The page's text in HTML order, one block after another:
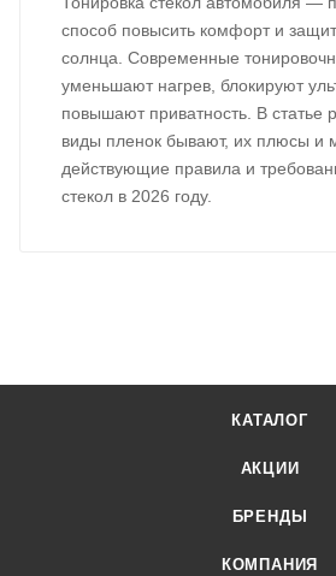
способ повысить комфорт и
солнца. Современные
уменьшают нагрев, блокируют
повышают приватность. В статье
виды пленок бывают, их плюсы и
действующие правила и
стекол в 2026 году.
КАТАЛОГ
АКЦИИ
БРЕНДЫ
КОМПАНИЯ